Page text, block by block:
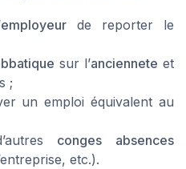
employeur de reporter le
sur l’anciennete et
;
un emploi équivalent au
conges absences
etc.).